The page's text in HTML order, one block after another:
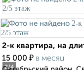
2/4
2-к квартира, на
15 000 ₽ в месяц